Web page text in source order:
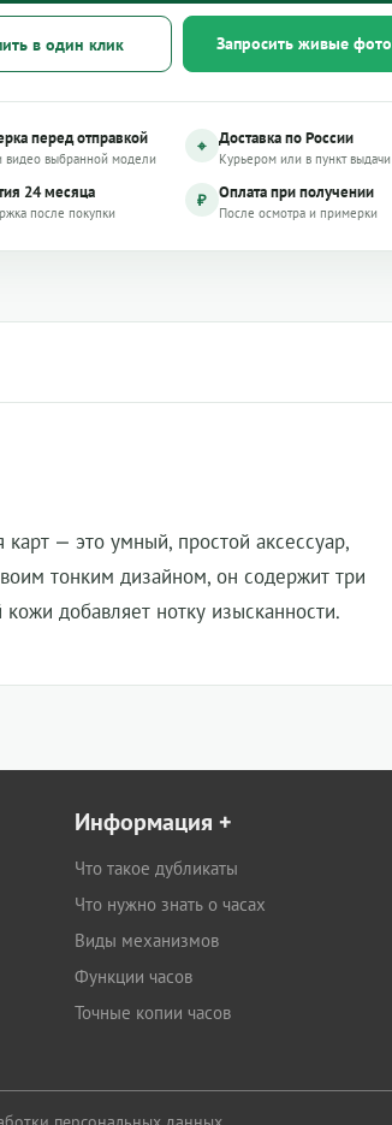
в один клик Запросить живые фото
перед отправкой
видео выбранной модели
⌖ Доставка по России
Курьером или в пункт выдачи
24 месяца
после покупки
₽ Оплата при получении
После осмотра и примерки
— это умный, простой аксессуар,
тонким дизайном, он содержит три
добавляет нотку изысканности.
Информация +
Что такое дубликаты
Что нужно знать о часах
Виды механизмов
Функции часов
Точные копии часов